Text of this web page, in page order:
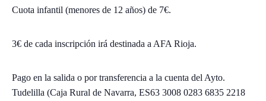
Cuota infantil (menores de 12 años) de 7€.
3€ de cada inscripción irá destinada a AFA Rioja.
Pago en la salida o por transferencia a la cuenta del Ayto.
Tudelilla (Caja Rural de Navarra, ES63 3008 0283 6835 2218